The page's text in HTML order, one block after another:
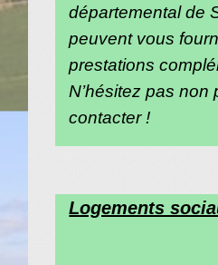
départemental de
peuvent vous
prestations
N’hésitez pas non
contacter !
Logements